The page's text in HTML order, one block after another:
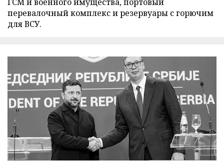
перевалочный комплекс и резервуары с горючим
для ВСУ.